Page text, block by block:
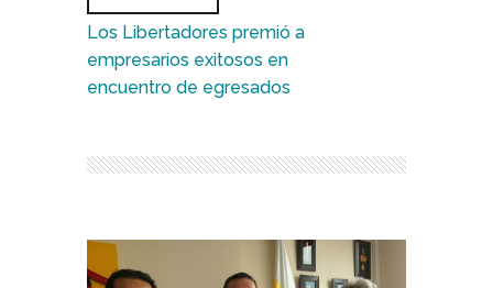
Los Libertadores premió a
empresarios exitosos en
encuentro de egresados